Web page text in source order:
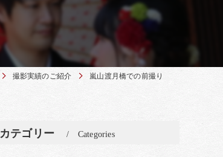
撮影実績のご紹介 嵐山渡月橋での前撮り
カテゴリー Categories